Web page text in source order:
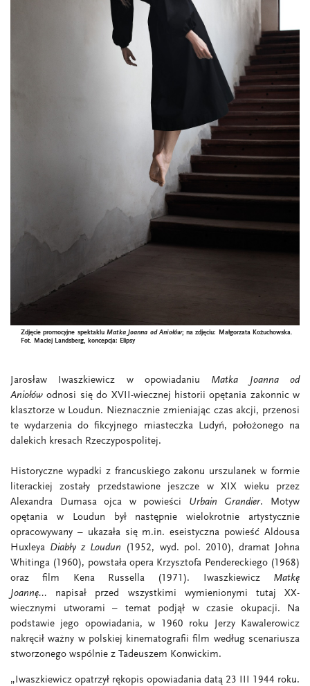
Zdjęcie promocyjne spektaklu Matka Joanna od Aniołów; na zdjęciu: Małgorzata Kożuchowska.
Fot. Maciej Landsberg, koncepcja: Elipsy
Jarosław Iwaszkiewicz w opowiadaniu Matka Joanna od
Aniołów odnosi się do XVII-wiecznej historii opętania zakonnic w
klasztorze w Loudun. Nieznacznie zmieniając czas akcji, przenosi
te wydarzenia do fikcyjnego miasteczka Ludyń, położonego na
dalekich kresach Rzeczypospolitej.
Historyczne wypadki z francuskiego zakonu urszulanek w formie
literackiej zostały przedstawione jeszcze w XIX wieku przez
Alexandra Dumasa ojca w powieści Urbain Grandier. Motyw
opętania w Loudun był następnie wielokrotnie artystycznie
opracowywany – ukazała się m.in. eseistyczna powieść Aldousa
Huxleya Diabły z Loudun
(1952, wyd. pol. 2010), dramat Johna
Whitinga (1960), powstała opera Krzysztofa Pendereckiego (1968)
oraz film Kena Russella (1971). Iwaszkiewicz Matkę
Joannę... napisał
przed wszystkimi wymienionymi tutaj XX-
wiecznymi utworami – temat podjął w czasie okupacji. Na
podstawie jego opowiadania, w 1960 roku Jerzy Kawalerowicz
nakręcił ważny w polskiej kinematografii film według scenariusza
stworzonego wspólnie z Tadeuszem Konwickim.
„Iwaszkiewicz opatrzył rękopis opowiadania datą 23 III 1944 roku.